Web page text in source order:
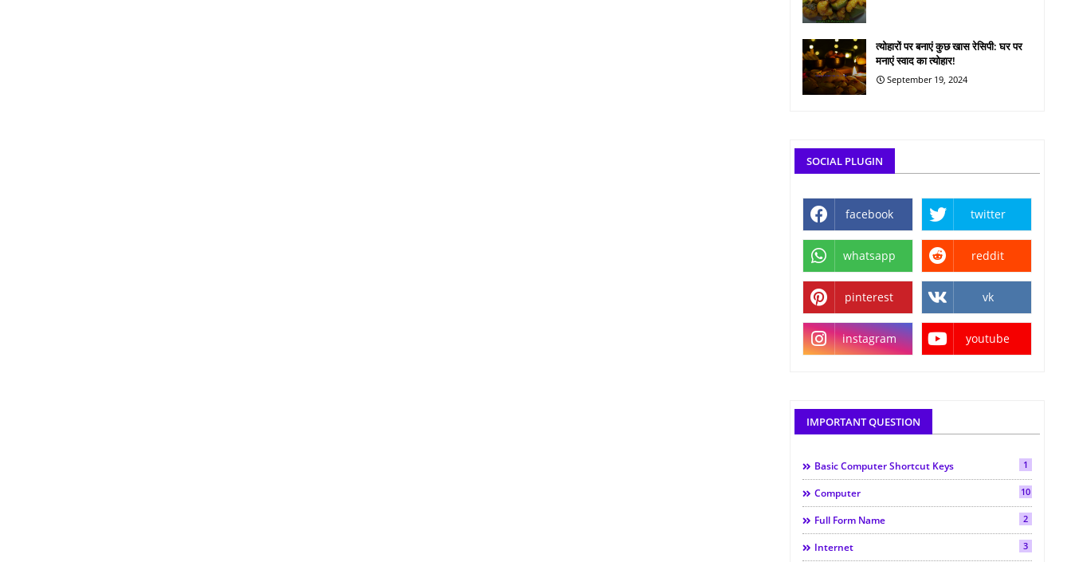
त्योहारों पर बनाएं कुछ खास रेसिपी: घर पर
मनाएं स्वाद का त्योहार!
September 19, 2024
SOCIAL PLUGIN
facebook twitter
whatsapp reddit
pinterest vk
instagram youtube
IMPORTANT QUESTION
Basic Computer Shortcut Keys 1
Computer 10
Full Form Name 2
Internet 3